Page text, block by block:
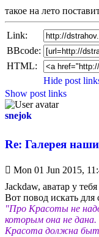
такое на лето
Link:
BBcode:
HTML:
Hide post
Show post links
snejok
Re: Галерея
Unread
Mon 01 Jun 2015,
Jackdaw, аватар у
Вот повод искать для
"Про Красоты не
которым она не дана.
Красота должна быть